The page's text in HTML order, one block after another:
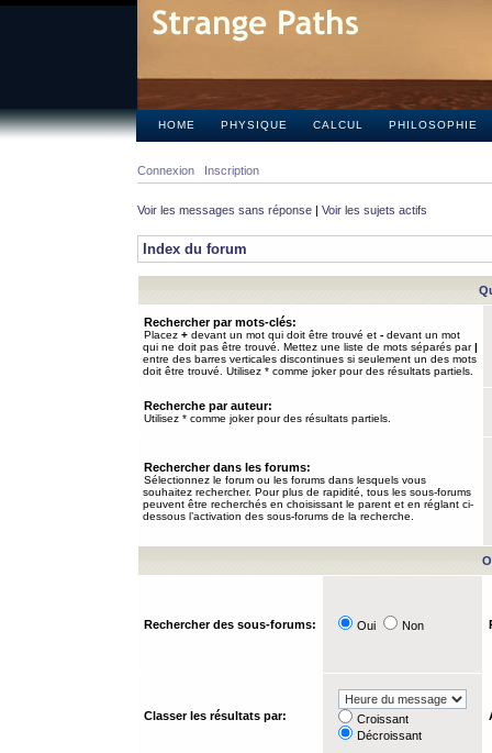
HOME PHYSIQUE CALCUL PHILOSOPHIE
Connexion Inscription
Voir les messages sans réponse | Voir les sujets actifs
Index du forum
Rechercher par mots-clés:
Placez + devant un mot qui doit être trouvé et - devant un mot
qui ne doit pas être trouvé. Mettez une liste de mots séparés par|
entre des barres verticales discontinues si seulement un des mots
doit être trouvé. Utilisez * comme joker pour des résultats partiels.
Recherche par auteur:
Utilisez * comme joker pour des résultats partiels.
Rechercher dans les forums:
Sélectionnez le forum ou les forums dans lesquels vous
souhaitez rechercher. Pour plus de rapidité, tous les sous-forums
peuvent être recherchés en choisissant le parent et en réglant ci-
dessous l’activation des sous-forums de la recherche.
Rechercher des sous-forums: Oui Non
Classer les résultats par:
Croissant
Décroissant